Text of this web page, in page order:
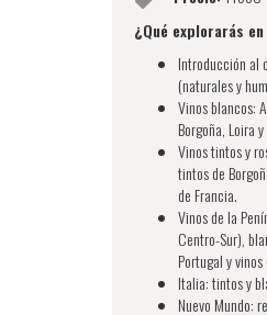
¿Qué explorarás
Introducción al
(naturales y
Vinos blancos:
Borgoña, Loira
Vinos tintos y
tintos de
de Francia.
Vinos de la
Centro-Sur),
Portugal y
Italia: tintos y
Nuevo Mundo: